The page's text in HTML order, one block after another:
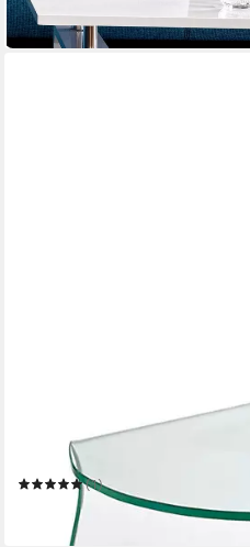
130,42 €
in 5-6 Werktagen bei dir
Beistelltisch
45 x 41 x 41 cm
(1)
ab 121,95 €
in 5-6 Werktagen bei dir